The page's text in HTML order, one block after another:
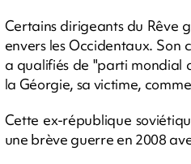
Certains dirigeants du Rêve
envers les Occidentaux. Son
a qualifiés de "parti
la Géorgie, sa victime,
Cette ex-république
une brève guerre en 2008